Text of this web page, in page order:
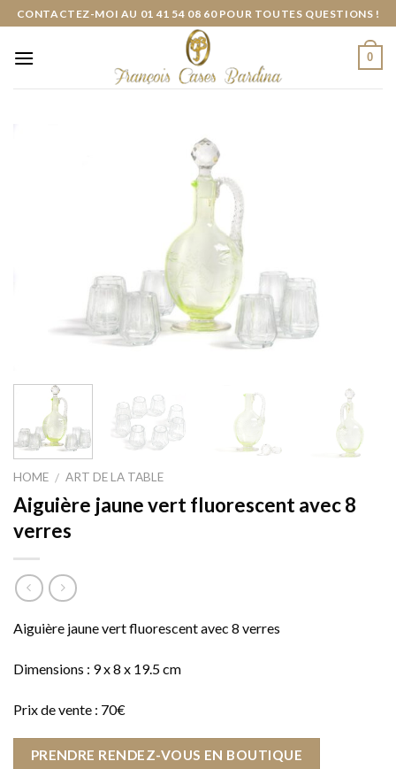
Skip
content
CONTACTEZ-MOI AU 01 41 54 08 60 POUR TOUTES QUESTIONS !
0
HOME / ART DE LA TABLE
Aiguière jaune vert fluorescent avec 8
verres
Aiguière jaune vert fluorescent avec 8 verres
Dimensions : 9 x 8 x 19.5 cm
Prix de vente : 70€
PRENDRE RENDEZ-VOUS EN BOUTIQUE